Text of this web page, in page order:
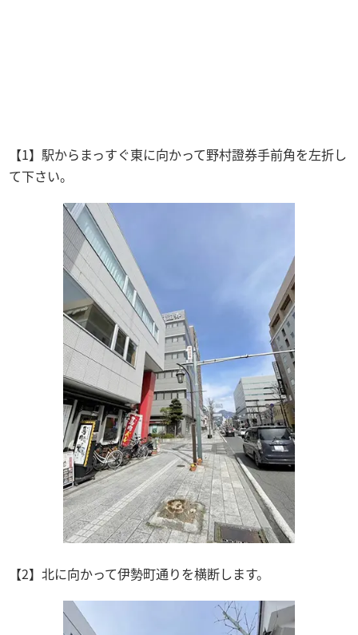
【1】駅からまっすぐ東に向かって野村證券手前角を左折し
て下さい。
【2】北に向かって伊勢町通りを横断します。